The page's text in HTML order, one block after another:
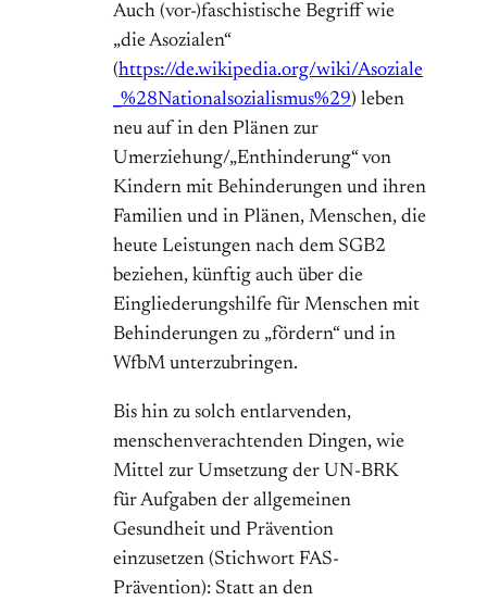
Auch (vor-)faschistische Begriff wie
„die Asozialen“
(https://de.wikipedia.org/wiki/Asoziale
_%28Nationalsozialismus%29) leben
neu auf in den Plänen zur
Umerziehung/„Enthinderung“ von
Kindern mit Behinderungen und ihren
Familien und in Plänen, Menschen, die
heute Leistungen nach dem SGB2
beziehen, künftig auch über die
Eingliederungshilfe für Menschen mit
Behinderungen zu „fördern“ und in
WfbM unterzubringen.
Bis hin zu solch entlarvenden,
menschenverachtenden Dingen, wie
Mittel zur Umsetzung der UN-BRK
für Aufgaben der allgemeinen
Gesundheit und Prävention
einzusetzen (Stichwort FAS-
Prävention): Statt an den